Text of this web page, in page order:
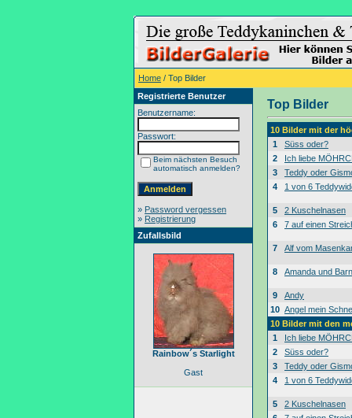
Home / Top Bilder
Registrierte Benutzer
Benutzername:
Passwort:
Beim nächsten Besuch
automatisch anmelden?
» Password vergessen
» Registrierung
Zufallsbild
Rainbow´s Starlight
Gast
Top Bilder
10 Bilder mit der
1
Süss oder?
2
Ich liebe
3
Teddy oder
4
1 von 6
5
2 Kuschelnasen
6
7 auf einen
7 Alf vom
8 Amanda und
9
Andy
10 Angel mein
10 Bilder mit den
1
Ich liebe
2
Süss oder?
3
Teddy oder
4
1 von 6
5
2 Kuschelnasen